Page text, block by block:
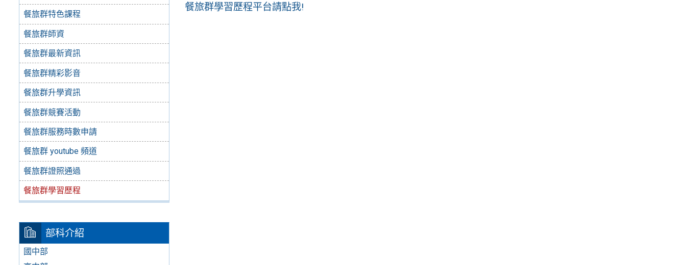
餐旅群特色課程
餐旅群師資
餐旅群最新資訊
餐旅群精彩影音
餐旅群升學資訊
餐旅群競賽活動
餐旅群服務時數申請
餐旅群 youtube 頻道
餐旅群證照通過
餐旅群學習歷程
部科介紹
國中部
餐旅群學習歷程平台請點我!